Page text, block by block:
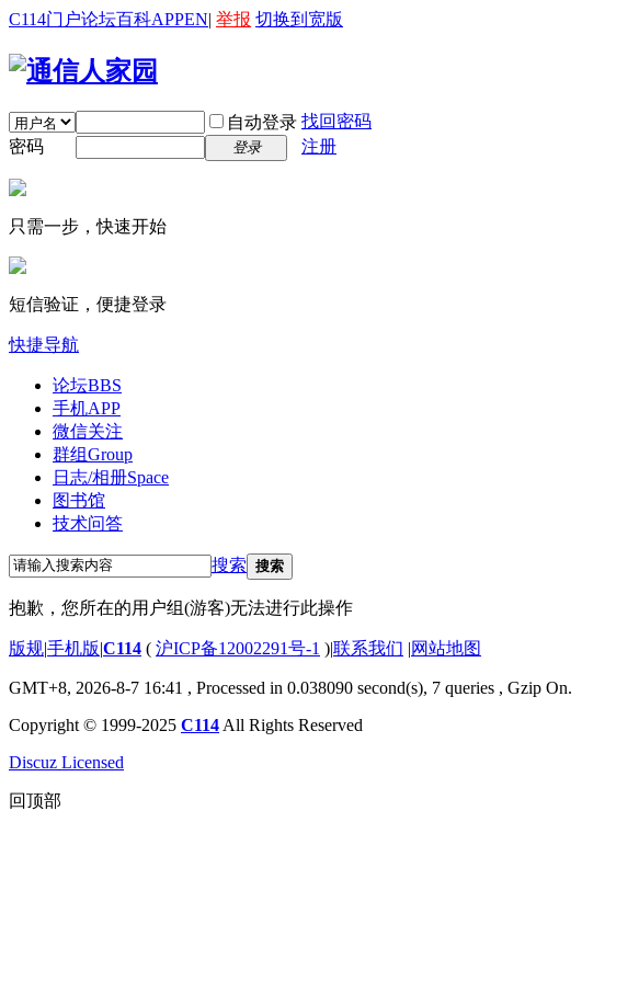
C114门户论坛百科APPEN| 举报 切换到宽版
自动登录 找回密码
密码
登录 注册
只需一步，快速开始
短信验证，便捷登录
快捷导航
论坛BBS
手机APP
微信关注
群组Group
日志/相册Space
图书馆
技术问答
搜索 搜索
抱歉，您所在的用户组(游客)无法进行此操作
版规|手机版|C114 ( 沪ICP备12002291号-1 )|联系我们 |网站地图
GMT+8, 2026-8-7 16:41 , Processed in 0.038090 second(s), 7 queries , Gzip On.
Copyright © 1999-2025 C114 All Rights Reserved
Discuz Licensed
回顶部